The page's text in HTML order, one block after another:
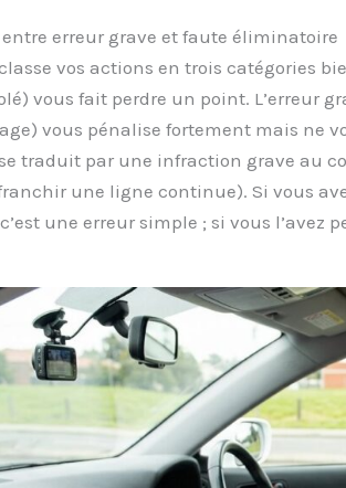
erreur grave et faute éliminatoire
vos actions en trois catégories
vous fait perdre un point. L’erreur
vous pénalise fortement mais ne
traduit par une infraction grave au
une ligne continue). Si vous
une erreur simple ; si vous